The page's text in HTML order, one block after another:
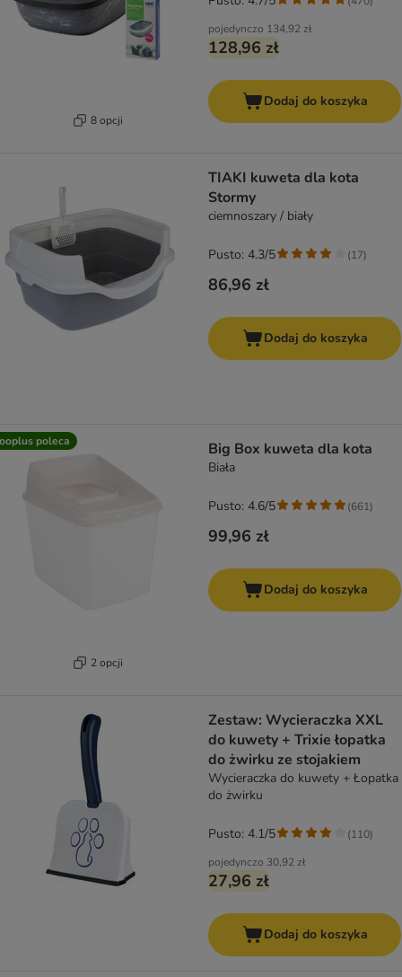
8 opcji
pojedynczo 134,92 zł
128,96 zł
Dodaj do koszyka
TIAKI kuweta dla kota
Stormy
ciemnoszary / biały
86,96 zł
Pusto: 4.3/5 (17)
Dodaj do koszyka
poleca
2 opcji
Big Box kuweta dla kota
Biała
99,96 zł
Pusto: 4.6/5 (661)
Dodaj do koszyka
Zestaw: Wycieraczka XXL
do kuwety + Trixie łopatka
do żwirku ze stojakiem
Wycieraczka do kuwety + Łopatka
do żwirku
pojedynczo 30,92 zł
27,96 zł
Pusto: 4.1/5 (110)
Dodaj do koszyka